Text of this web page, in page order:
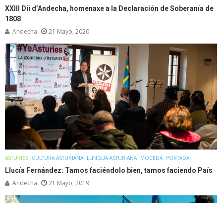
XXIII Díi d’Andecha, homenaxe a la Declaración de Soberanía de
1808
Andecha 21 Mayo, 2020
ASTURIES CULTURA ASTURIANA LLINGUA ASTURIANA MOCEDÁ PORTADA
Llucía Fernández: Tamos faciéndolo bien, tamos faciendo País
Andecha 21 Mayo, 2019